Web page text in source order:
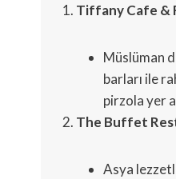
Tiffany Cafe &
Müslüman
barları ile
pirzola yer
The Buffet
Asya